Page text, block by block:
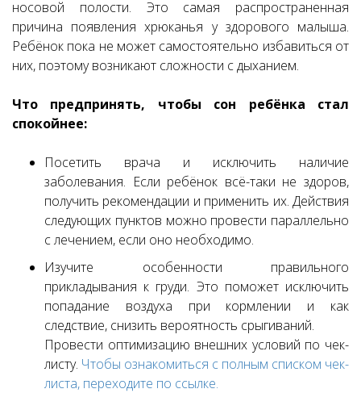
носовой полости. Это самая распространенная
причина появления хрюканья у здорового малыша.
Ребёнок пока не может самостоятельно избавиться от
них, поэтому возникают сложности с дыханием.
Что предпринять, чтобы сон ребёнка стал
спокойнее:
Посетить врача и исключить наличие
заболевания. Если ребёнок всё-таки не здоров,
получить рекомендации и применить их. Действия
следующих пунктов можно провести параллельно
с лечением, если оно необходимо.
Изучите особенности правильного
прикладывания к груди. Это поможет исключить
попадание воздуха при кормлении и как
следствие, снизить вероятность срыгиваний.
Провести оптимизацию внешних условий по чек-
листу. Чтобы ознакомиться с полным списком чек-
листа, переходите по ссылке.